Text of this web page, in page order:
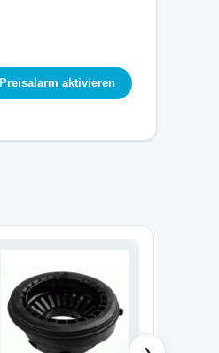
Preisalarm aktivieren